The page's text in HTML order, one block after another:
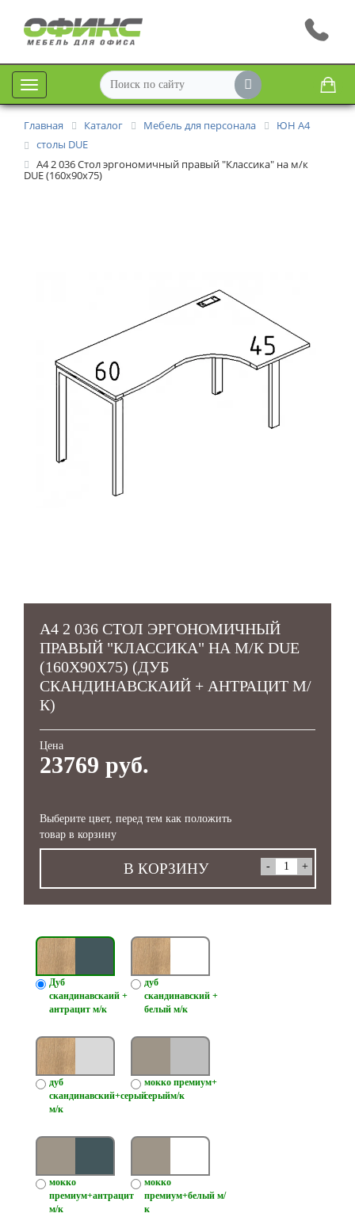
Меню
Главная Каталог Мебель для персонала
ЮН А4
столы DUE
A4 2 036 Стол эргономичный правый "Классика" на м/к
DUE (160x90x75)
A4 2 036 СТОЛ ЭРГОНОМИЧНЫЙ
ПРАВЫЙ "КЛАССИКА" НА М/К DUE
(160X90X75) (ДУБ
СКАНДИНАВСКАИЙ + АНТРАЦИТ М/
К)
Цена
23769 руб.
Выберите цвет, перед тем как положить
товар в корзину
В КОРЗИНУ
Дуб
скандинавскаий +
антрацит м/к
дуб
скандинавский +
белый м/к
дуб
скандинавский+серый
м/к
мокко премиум+
серыйм/к
мокко
премиум+антрацит
м/к
мокко
премиум+белый м/
к